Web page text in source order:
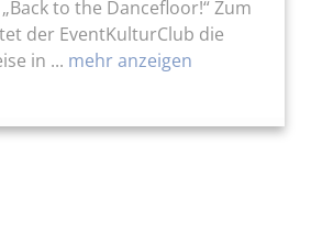
to the Dancefloor!“ Zum
der EventKulturClub die
in ... mehr anzeigen